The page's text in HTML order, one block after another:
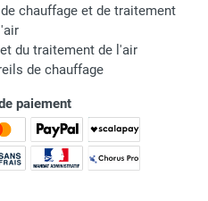
chauffage et de traitement
du traitement de l'air
de chauffage
paiement